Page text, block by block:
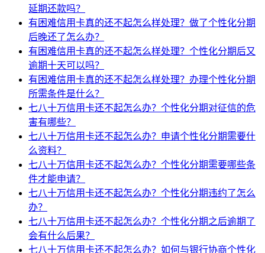
延期还款吗？
有困难信用卡真的还不起怎么样处理？做了个性化分期
后晚还了怎么办？
有困难信用卡真的还不起怎么样处理？个性化分期后又
逾期十天可以吗？
有困难信用卡真的还不起怎么样处理？办理个性化分期
所需条件是什么？
七八十万信用卡还不起怎么办？个性化分期对征信的危
害有哪些？
七八十万信用卡还不起怎么办？申请个性化分期需要什
么资料？
七八十万信用卡还不起怎么办？个性化分期需要哪些条
件才能申请？
七八十万信用卡还不起怎么办？个性化分期违约了怎么
办？
七八十万信用卡还不起怎么办？个性化分期之后逾期了
会有什么后果？
七八十万信用卡还不起怎么办？如何与银行协商个性化